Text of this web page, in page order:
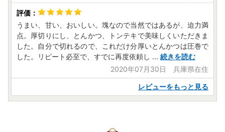
うまい、甘い、おいしい。塊なので当然ではあるが、迫力満
点。厚切りにし、とんかつ、トンテキで美味しくいただきま
した。自分で切れるので、これだけ分厚いとんかつは圧巻で
した。リピート必至で、すでに再度依頼し ... 続きを読む
2020年07月30日 兵庫県在住
レビューをもっと見る